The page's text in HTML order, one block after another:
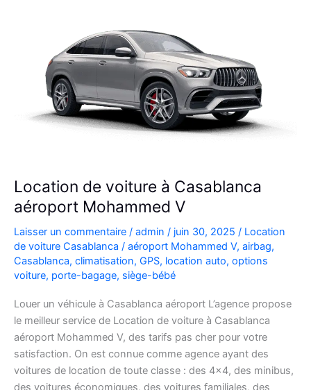
Location de voiture à Casablanca
aéroport Mohammed V
Laisser un commentaire / admin / juin 30, 2025 / Location
de voiture Casablanca / aéroport Mohammed V, airbag,
Casablanca, climatisation, GPS, location auto, options
voiture, porte-bagage, siège-bébé
Louer un véhicule à Casablanca aéroport L’agence propose
le meilleur service de Location de voiture à Casablanca
aéroport Mohammed V, des tarifs pas cher pour votre
satisfaction. On est connue comme agence ayant des
voitures de location de toute classe : des 4×4, des minibus,
des voitures économiques, des voitures familiales, des